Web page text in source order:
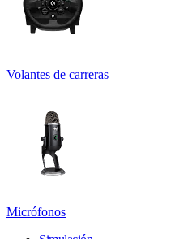
Volantes de carreras
Micrófonos